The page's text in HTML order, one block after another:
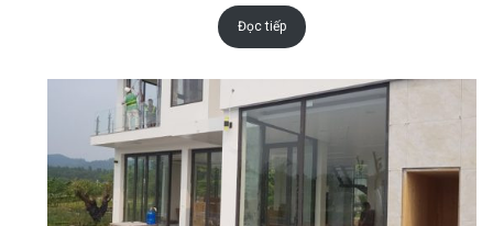
Đọc tiếp